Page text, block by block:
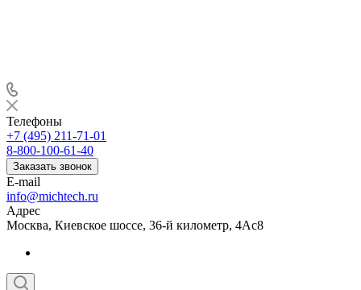
Телефоны
+7 (495) 211-71-01
8-800-100-61-40
Заказать звонок
E-mail
info@michtech.ru
Адрес
Москва, Киевское шоссе, 36-й километр, 4Ас8